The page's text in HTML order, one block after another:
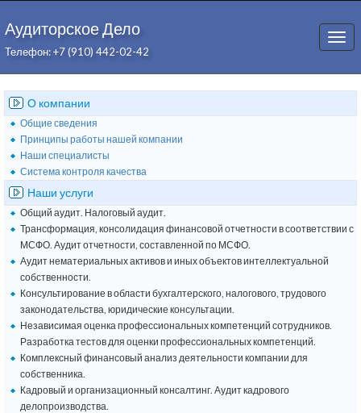
Аудиторское Дело
Телефон: +7 (910) 442-02-42
О компании
Общие сведения
Принципы работы нашей компании
Наши специалисты
Система контроля качества
Наши услуги
Общий аудит. Налоговый аудит.
Трансформация, консолидация финансовой отчетности в соответствии с
МСФО. Аудит отчетности, составленной по МСФО.
Аудит нематериальных активов и иных объектов интеллектуальной
собственности.
Консультирование в области бухгалтерского, налогового, трудового
законодательства, юридические консультации.
Независимая оценка профессиональных компетенций сотрудников.
Разработка тестов для оценки профессиональных компетенций.
Комплексный финансовый анализ деятельности компании для
собственника.
Кадровый и организационный консалтинг. Аудит кадрового
делопроизводства.